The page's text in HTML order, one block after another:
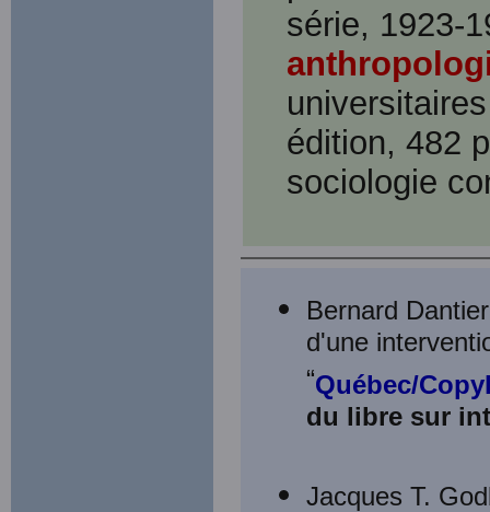
série, 1923-
édition, 482
sociologie
Bernard Dantier
d'une
“Québec/
du libre sur
Jacques T.